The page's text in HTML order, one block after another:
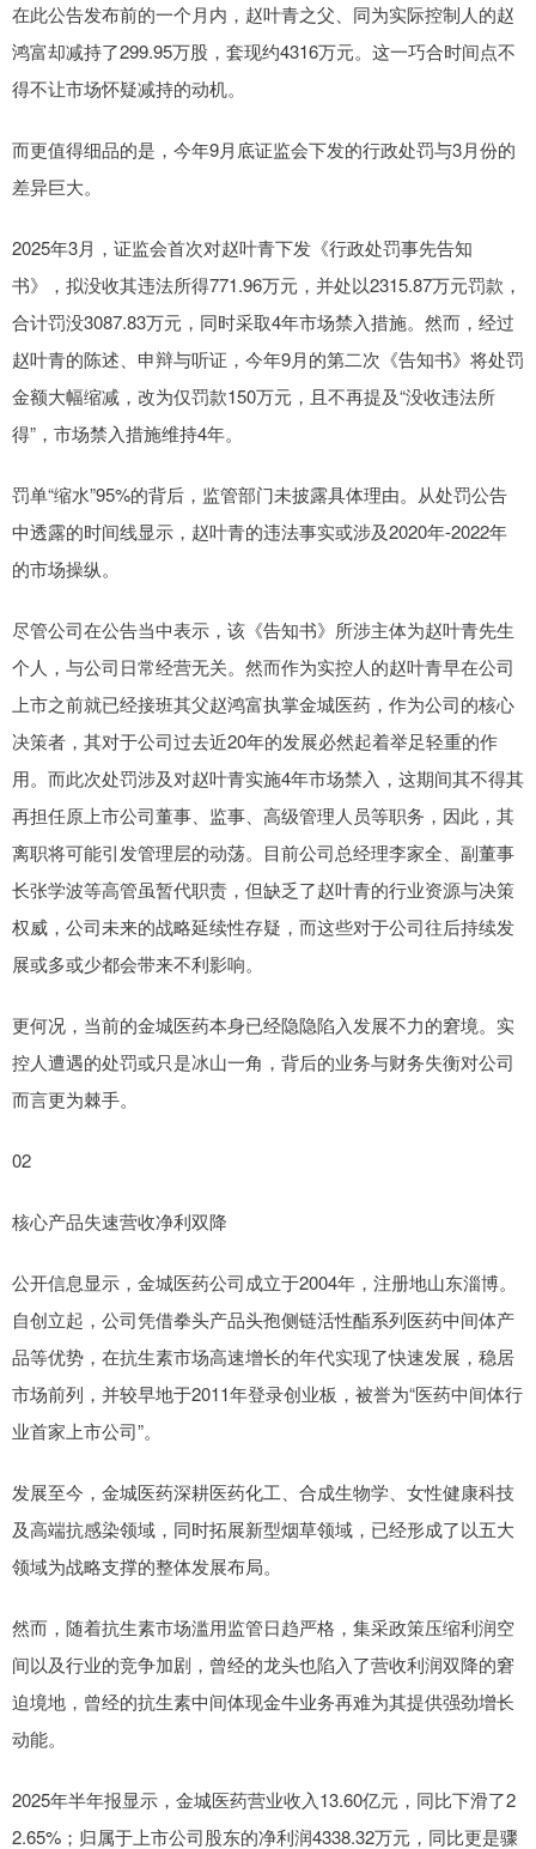
在此公告发布前的一个月内，赵叶青之父、同为实际控制人的赵
鸿富却减持了299.95万股，套现约4316万元。这一巧合时间点不
得不让市场怀疑减持的动机。
而更值得细品的是，今年9月底证监会下发的行政处罚与3月份的
差异巨大。
2025年3月，证监会首次对赵叶青下发《行政处罚事先告知
书》，拟没收其违法所得771.96万元，并处以2315.87万元罚款，
合计罚没3087.83万元，同时采取4年市场禁入措施。然而，经过
赵叶青的陈述、申辩与听证，今年9月的第二次《告知书》将处罚
金额大幅缩减，改为仅罚款150万元，且不再提及“没收违法所
得”，市场禁入措施维持4年。
罚单“缩水”95%的背后，监管部门未披露具体理由。从处罚公告
中透露的时间线显示，赵叶青的违法事实或涉及2020年-2022年
的市场操纵。
尽管公司在公告当中表示，该《告知书》所涉主体为赵叶青先生
个人，与公司日常经营无关。然而作为实控人的赵叶青早在公司
上市之前就已经接班其父赵鸿富执掌金城医药，作为公司的核心
决策者，其对于公司过去近20年的发展必然起着举足轻重的作
用。而此次处罚涉及对赵叶青实施4年市场禁入，这期间其不得其
再担任原上市公司董事、监事、高级管理人员等职务，因此，其
离职将可能引发管理层的动荡。目前公司总经理李家全、副董事
长张学波等高管虽暂代职责，但缺乏了赵叶青的行业资源与决策
权威，公司未来的战略延续性存疑，而这些对于公司往后持续发
展或多或少都会带来不利影响。
更何况，当前的金城医药本身已经隐隐陷入发展不力的窘境。实
控人遭遇的处罚或只是冰山一角，背后的业务与财务失衡对公司
而言更为棘手。
02
核心产品失速营收净利双降
公开信息显示，金城医药公司成立于2004年，注册地山东淄博。
自创立起，公司凭借拳头产品头孢侧链活性酯系列医药中间体产
品等优势，在抗生素市场高速增长的年代实现了快速发展，稳居
市场前列，并较早地于2011年登录创业板，被誉为“医药中间体行
业首家上市公司”。
发展至今，金城医药深耕医药化工、合成生物学、女性健康科技
及高端抗感染领域，同时拓展新型烟草领域，已经形成了以五大
领域为战略支撑的整体发展布局。
然而，随着抗生素市场滥用监管日趋严格，集采政策压缩利润空
间以及行业的竞争加剧，曾经的龙头也陷入了营收利润双降的窘
迫境地，曾经的抗生素中间体现金牛业务再难为其提供强劲增长
动能。
2025年半年报显示，金城医药营业收入13.60亿元，同比下滑了2
2.65%；归属于上市公司股东的净利润4338.32万元，同比更是骤